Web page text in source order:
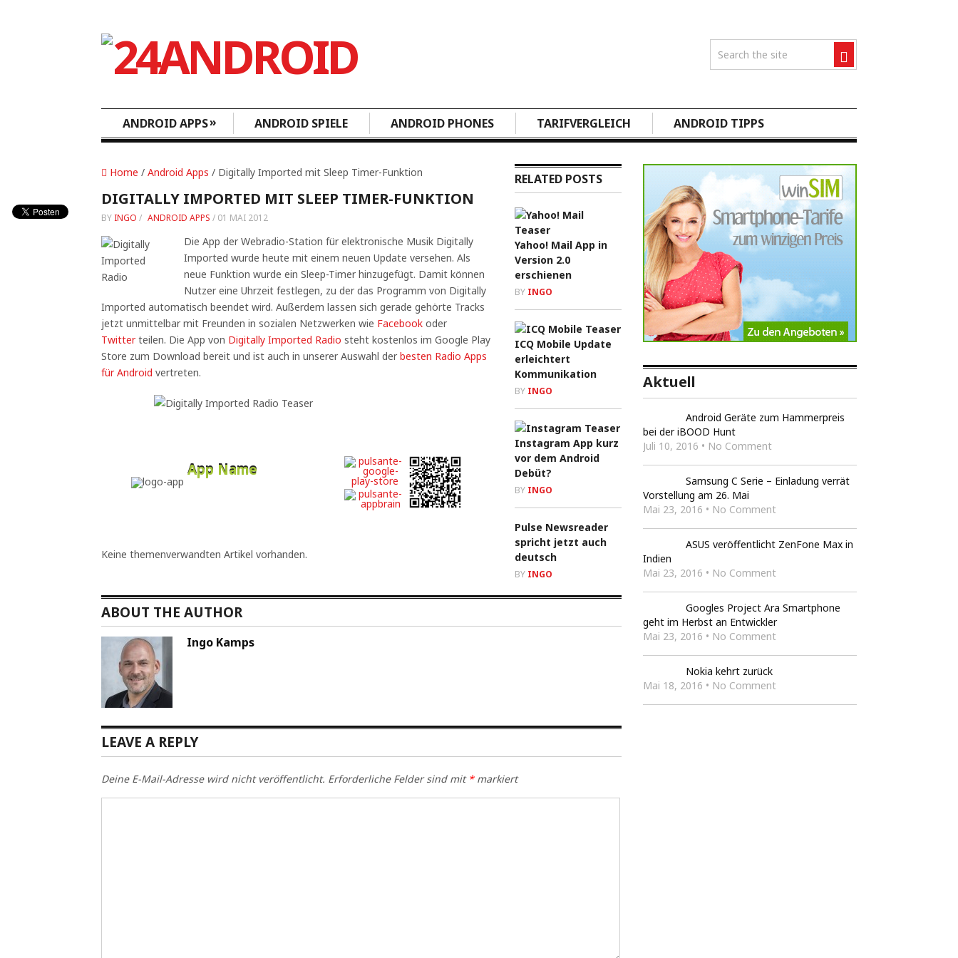
ANDROID APPS» ANDROID SPIELE ANDROID PHONES TARIFVERGLEICH ANDROID TIPPS
Home / Android Apps / Digitally Imported mit Sleep Timer-Funktion
DIGITALLY IMPORTED MIT SLEEP TIMER-FUNKTION
BY INGO / ANDROID APPS / 01 MAI 2012
Die App der Webradio-Station für elektronische Musik Digitally
Imported wurde heute mit einem neuen Update versehen. Als
neue Funktion wurde ein Sleep-Timer hinzugefügt. Damit können
Nutzer eine Uhrzeit festlegen, zu der das Programm von Digitally
Imported automatisch beendet wird. Außerdem lassen sich gerade gehörte Tracks
jetzt unmittelbar mit Freunden in sozialen Netzwerken wie Facebook oder
Twitterteilen. Die App von Digitally Imported Radio steht kostenlos im Google Play
Store zum Download bereit und ist auch in unserer Auswahl der besten Radio Apps
für Android vertreten.
App Name
Keine themenverwandten Artikel vorhanden.
RELATED POSTS
Yahoo! Mail App in
Version 2.0
erschienen
BY INGO
ICQ Mobile Update
erleichtert
Kommunikation
BY INGO
Instagram App kurz
vor dem Android
Debüt?
BY INGO
Pulse Newsreader
spricht jetzt auch
deutsch
BY INGO
ABOUT THE AUTHOR
Ingo Kamps
LEAVE A REPLY
Deine E-Mail-Adresse wird nicht veröffentlicht. Erforderliche Felder sind mit *markiert
Aktuell
Android Geräte zum Hammerpreis
bei der iBOOD Hunt
Juli 10, 2016 • No Comment
Samsung C Serie – Einladung verrät
Vorstellung am 26. Mai
Mai 23, 2016 • No Comment
ASUS veröffentlicht ZenFone Max in
Indien
Mai 23, 2016 • No Comment
Googles Project Ara Smartphone
geht im Herbst an Entwickler
Mai 23, 2016 • No Comment
Nokia kehrt zurück
Mai 18, 2016 • No Comment